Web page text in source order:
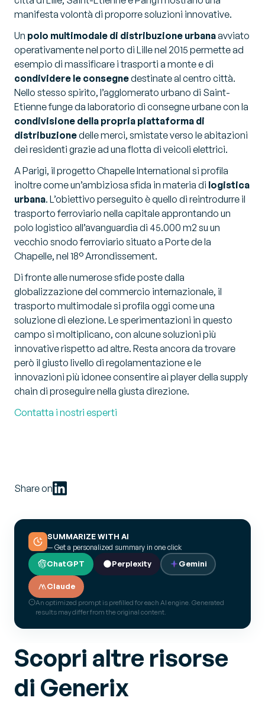
manifesta volontà di proporre soluzioni innovative.
Un polo multimodale di distribuzione urbanaavviato
operativamente nel porto di Lille nel 2015 permette ad
esempio di massificare i trasporti a monte e di
condividere le consegnedestinate al centro città.
Nello stesso spirito, l’agglomerato urbano di Saint-
Etienne funge da laboratorio di consegne urbane con la
condivisione della propria piattaforma di
distribuzionedelle merci, smistate verso le abitazioni
dei residenti grazie ad una flotta di veicoli elettrici.
A Parigi, il progetto Chapelle International si profila
inoltre come un’ambiziosa sfida in materia di logistica
urbana. L’obiettivo perseguito è quello di reintrodurre il
trasporto ferroviario nella capitale approntando un
polo logistico all’avanguardia di 45.000 m2 su un
vecchio snodo ferroviario situato a Porte de la
Chapelle, nel 18° Arrondissement.
Di fronte alle numerose sfide poste dalla
globalizzazione del commercio internazionale, il
trasporto multimodale si profila oggi come una
soluzione di elezione. Le sperimentazioni in questo
campo si moltiplicano, con alcune soluzioni più
innovative rispetto ad altre. Resta ancora da trovare
però il giusto livello di regolamentazione e le
innovazioni più idonee consentire ai player della supply
chain di proseguire nella giusta direzione.
Contatta i nostri esperti
Share on
SUMMARIZE WITH AI
— Get a personalized summary in one click
ChatGPT Perplexity Gemini
Claude
An optimized prompt is prefilled for each AI engine. Generated
results may differ from the original content.
Scopri altre risorse
di Generix